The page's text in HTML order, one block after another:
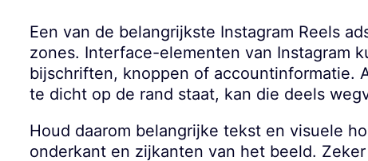
Een van de belangrijkste Instagram Reels
zones. Interface-elementen van Instagram
bijschriften, knoppen of accountinformatie.
te dicht op de rand staat, kan die deels
Houd daarom belangrijke tekst en visuele
onderkant en zijkanten van het beeld.